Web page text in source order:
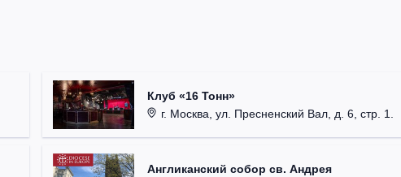
Клуб «16 Тонн»
г. Москва, ул. Пресненский Вал, д. 6, стр. 1.
Англиканский собор св. Андрея